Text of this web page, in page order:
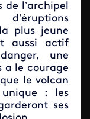
de l’archipel
plus jeune
aussi actif
une
a le courage
le volcan
: les
ses